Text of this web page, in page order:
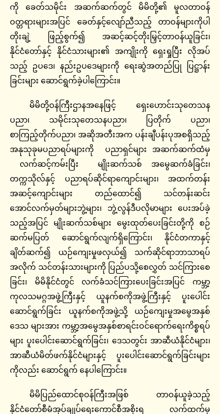
ကို ခေတ်သမိုင်း အဆက်ဆက်တွင် မိမိတို့၏ မူလတာဝန်
ဝတ္တရားများအပြင် ခေတ်နှင့်လျော်ညီသည့် တာဝန်များကိုပါ
တိုးချဲ့ ဖြည့်စွက်၍ အဆင့်ဆင့်တိုးမြှင့်တာဝန်ယူခြင်း၊
နိုင်ငံတော်နှင့် နိုင်ငံသားများ၏ အကျိုးကို ရှေးရှုပြီး လိုအပ်
သည့် ဥပဒေ၊ နည်းဥပဒေများကို ရေးဆွဲအတည်ပြု ပြဋ္ဌာန်း
ခြင်းများ ဆောင်ရွက်ခဲ့ပါကြောင်း။
မိမိတို့ဝန်ကြီးဌာနအနေဖြင့် ရှေးဟောင်းသုတေသန
ပညာ၊ သမိုင်းသုတေသနပညာ၊ ပြတိုက် ပညာ၊
စာကြည့်တိုက်ပညာ၊ အဆိုအတီးအက ပန်းချီပန်းပုအစရှိသည့်
အနုသုခုမပညာရပ်များကို ပညာရှင်များ အဆက်ဆက်ထံမှ
လက်ဆင့်ကမ်းပြီး မျိုးဆက်သစ် အမွေဆက်ခံခြင်း၊
တက္ကသိုလ်နှင့် ပညာရပ်ဆိုင်ရာကျောင်းများ၊ အထက်တန်း
အဆင့်ကျောင်းများ တည်ထောင်၍ သင်တန်းဆင်း
အောင်လက်မှတ်များဘွဲ့များ၊ ဘွဲ့လွန်ဒီပလိုမာများ ပေးအပ်ခဲ့
သည့်အပြင် မျိုးဆက်သစ်များ မွေးထုတ်ပေးခြင်းတို့ကို စဉ်
ဆက်မပြတ် ဆောင်ရွက်လျက်ရှိကြောင်း၊ နိုင်ငံတကာနှင့်
ချိတ်ဆက်၍ ယဉ်ကျေးမှုဖလှယ်၍ သက်ဆိုင်ရာဘာသာရပ်
အလိုက် သင်တန်းသားများကို ပြည်ပသို့စေလွှတ် သင်ကြားစေ
ခြင်း၊ မိမိနိုင်ငံတွင် လက်ခံသင်ကြားပေးခြင်းအပြင် ကမ္ဘာ့
ကုလသမဂ္ဂအဖွဲ့ကြီးနှင့် ယူနက်စကိုအဖွဲ့ကြီးနှင့် ပူးပေါင်း
ဆောင်ရွက်ခြင်း ယူနက်စကိုအဖွဲ့သို့ ယဉ်ကျေးမှုအမွေအနှစ်
ဒေသ များအား ကမ္ဘာ့အမွေအနှစ်စာရင်းဝင်ရောက်ရေးကိစ္စရပ်
များ ပူးပေါင်းဆောင်ရွက်ခြင်း၊ ဒေသတွင်း အာဆီယံနိုင်ငံများ၊
အာဆီယံမိတ်ဖက်နိုင်ငံများနှင့် ပူးပေါင်းဆောင်ရွက်ခြင်းများ
ကိုလည်း ဆောင်ရွက် နေပါကြောင်း။
မိမိပြည်ထောင်စုဝန်ကြီးအဖြစ် တာဝန်ယူခဲ့သည့်
နိုင်ငံတော်စီမံအုပ်ချုပ်ရေးကောင်စီအစိုးရ လက်ထက်မှ